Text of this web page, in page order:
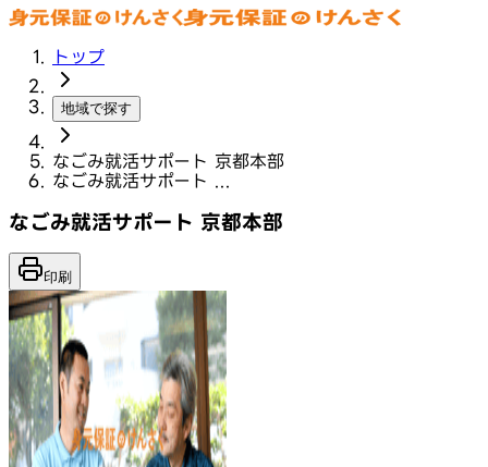
トップ
地域で探す
なごみ就活サポート 京都本部
なごみ就活サポート ...
なごみ就活サポート 京都本部
印刷